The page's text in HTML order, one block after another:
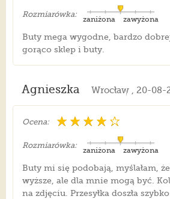
Rozmiarówka:
zawyżona
zaniżona
Buty mega wygodne, bardzo
gorąco sklep i buty.
Agnieszka Wrocław , 20-08-
Ocena:
Rozmiarówka:
zawyżona
zaniżona
Buty mi się podobają, myślałam,
wyższe, ale dla mnie mogą być.
na zdjęciu. Przesyłka doszła